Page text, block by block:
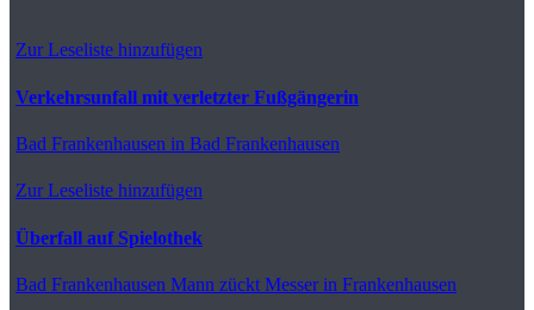
Zur Leseliste hinzufügen
Verkehrsunfall mit verletzter Fußgängerin
Bad Frankenhausen in Bad Frankenhausen
Zur Leseliste hinzufügen
Überfall auf Spielothek
Bad Frankenhausen Mann zückt Messer in Frankenhausen